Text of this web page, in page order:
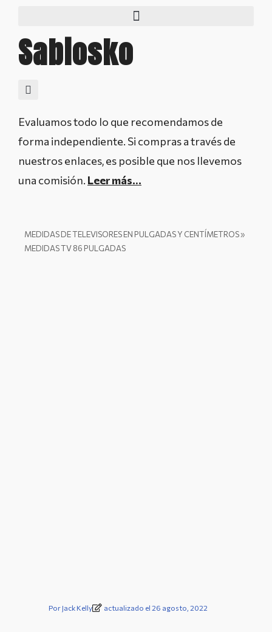
Sabiosko
Evaluamos todo lo que recomendamos de
forma independiente. Si compras a través de
nuestros enlaces, es posible que nos llevemos
una comisión. Leer más…
MEDIDAS DE TELEVISORES EN PULGADAS Y CENTÍMETROS»
MEDIDAS TV 86 PULGADAS
Por Jack Kelly actualizado el 26 agosto, 2022